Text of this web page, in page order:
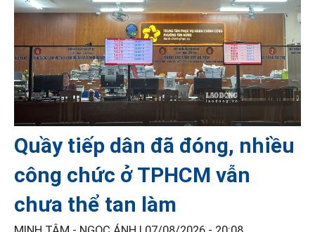
Quầy tiếp dân đã đóng, nhiều
công chức ở TPHCM vẫn
chưa thể tan làm